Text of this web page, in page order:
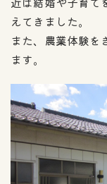
えてきました。
また、農業体験を
ます。